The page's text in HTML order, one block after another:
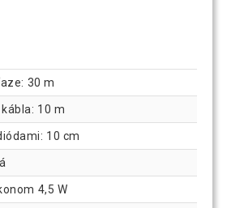
30 m
10 m
10 cm
4,5 W